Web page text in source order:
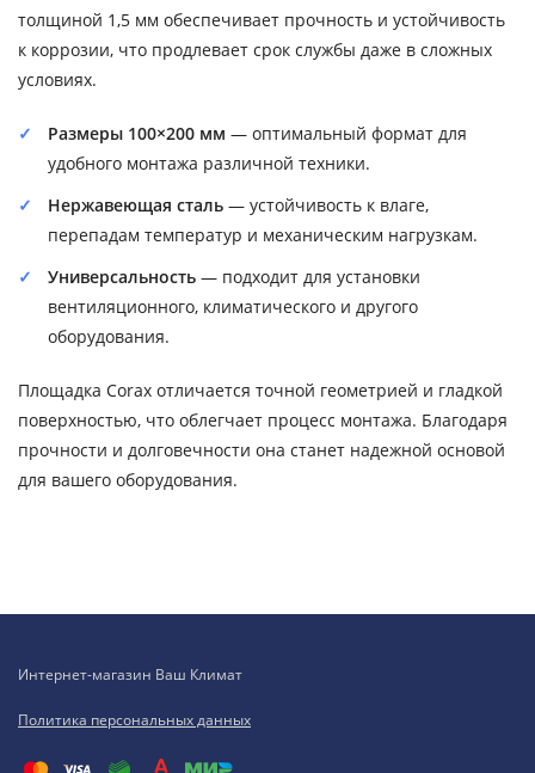
толщиной 1,5 мм обеспечивает прочность и устойчивость
к коррозии, что продлевает срок службы даже в сложных
условиях.
Размеры 100×200 мм — оптимальный формат для
удобного монтажа различной техники.
Нержавеющая сталь — устойчивость к влаге,
перепадам температур и механическим нагрузкам.
Универсальность — подходит для установки
вентиляционного, климатического и другого
оборудования.
Площадка Corax отличается точной геометрией и гладкой
поверхностью, что облегчает процесс монтажа. Благодаря
прочности и долговечности она станет надежной основой
для вашего оборудования.
Интернет-магазин Ваш Климат
Политика персональных данных